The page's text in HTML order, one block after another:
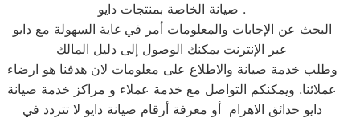
صيانة الخاصة بمنتجات دايو .
البحث عن الإجابات والمعلومات أمر في غاية السهولة مع دايو
عبر الإنترنت يمكنك الوصول إلى دليل المالك
وطلب خدمة صيانة والاطلاع على معلومات لان هدفنا هو ارضاء
عملائنا. ويمكنكم التواصل مع خدمة عملاء و مراكز خدمة صيانة
دايو حدائق الاهرام أو معرفة أرقام صيانة دايو لا تتردد في